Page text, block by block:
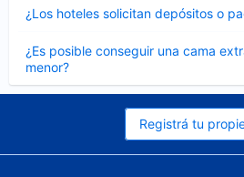
¿Los hoteles solicitan depósitos o
cerrado
¿Es posible conseguir una cama
menor?
cerrado
Registrá tu